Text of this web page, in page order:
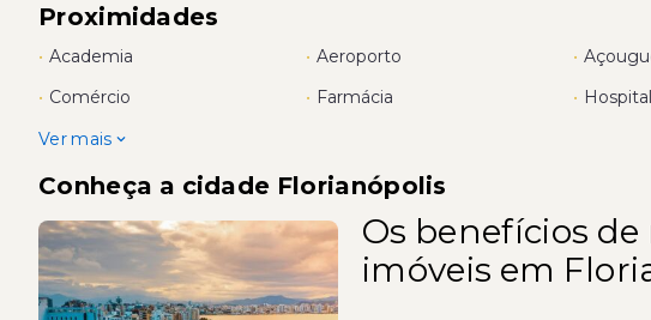
Proximidades
• Academia • Aeroporto •
• Comércio • Farmácia • Hospital
Ver mais
Conheça a cidade Florianópolis
Os benefícios
imóveis em